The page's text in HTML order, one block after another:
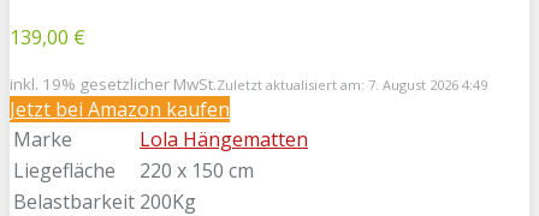
139,00 €
inkl. 19% gesetzlicher MwSt.Zuletzt aktualisiert am: 7. August 2026 4:49
Jetzt bei Amazon kaufen
Marke
Lola Hängematten
Liegefläche
220 x 150 cm
Belastbarkeit 200Kg